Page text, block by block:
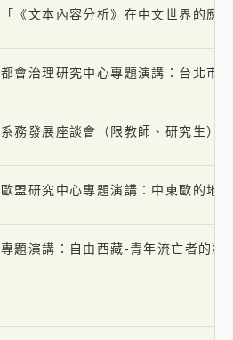
「《文本內容分析》在中文世界的應
都會治理研究中心專題演講：台北市
系務發展座談會（限教師、研究生）！
歐盟研究中心專題演講：中東歐的地
專題演講：自由西藏-青年流亡者的凝